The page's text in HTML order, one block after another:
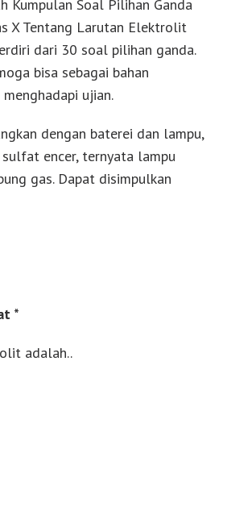
Kumpulan Soal Pilihan Ganda
X Tentang Larutan Elektrolit
dari 30 soal pilihan ganda.
bisa sebagai bahan
ujian.
dengan baterei dan lampu,
encer, ternyata lampu
gas. Dapat disimpulkan
*
adalah..